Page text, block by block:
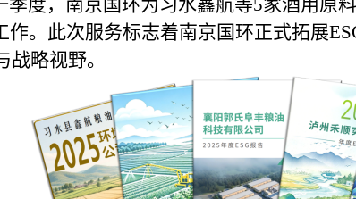
季度，南京国环为习水鑫航等5家酒用原
作。此次服务标志着南京国环正式拓展
战略视野。